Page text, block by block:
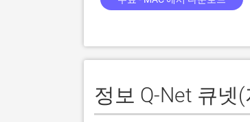
정보 Q-Net 큐넷